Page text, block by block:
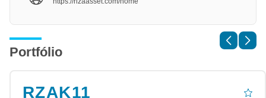
Portfólio
RZAK11